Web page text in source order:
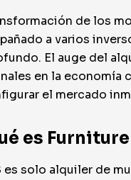
de los
a varios
El auge del
en la economía
el mercado
es
es solo alquiler de